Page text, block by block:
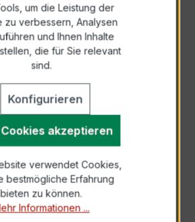
schriftlich
Als PDF exportieren
5A 5VA Kl.0,5 ist Ihre ideale
Strommessungen mit hoher
Da…
um die Leistung der
zu verbessern, Analysen
und Ihnen Inhalte
die für Sie relevant
sind.
Konfigurieren
akzeptieren
verwendet Cookies,
bestmögliche Erfahrung
bieten zu können.
Informationen ...